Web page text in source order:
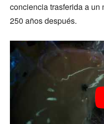
conciencia trasferida a un
250 años después.